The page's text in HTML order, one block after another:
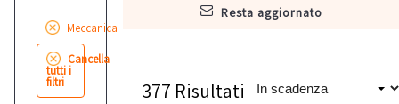
resta aggiornato
Meccanica
Cancella
tutti i
filtri 377 Risultati